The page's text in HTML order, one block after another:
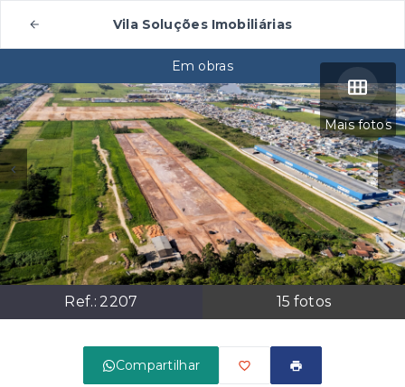
Vila Soluções Imobiliárias
Mais fotos
Ref.: 2207 15 fotos
Em obras
Compartilhar